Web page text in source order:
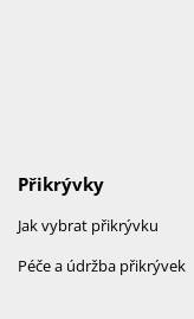
Přikrývky
Jak vybrat přikrývku
Péče a údržba přikrývek